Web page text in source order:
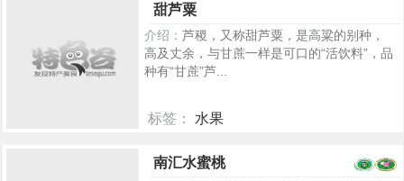
甜芦粟
介绍： 芦稷，又称甜芦粟，是高粱的别种，
高及丈余，与甘蔗一样是可口的“活饮料”，品
种有“甘蔗”芦...
标签： 水果
南汇水蜜桃